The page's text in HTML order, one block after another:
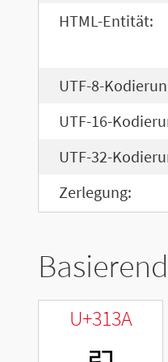
HTML-Entität:
UTF-8-
UTF-16-
UTF-32-
Zerlegung:
U+313A